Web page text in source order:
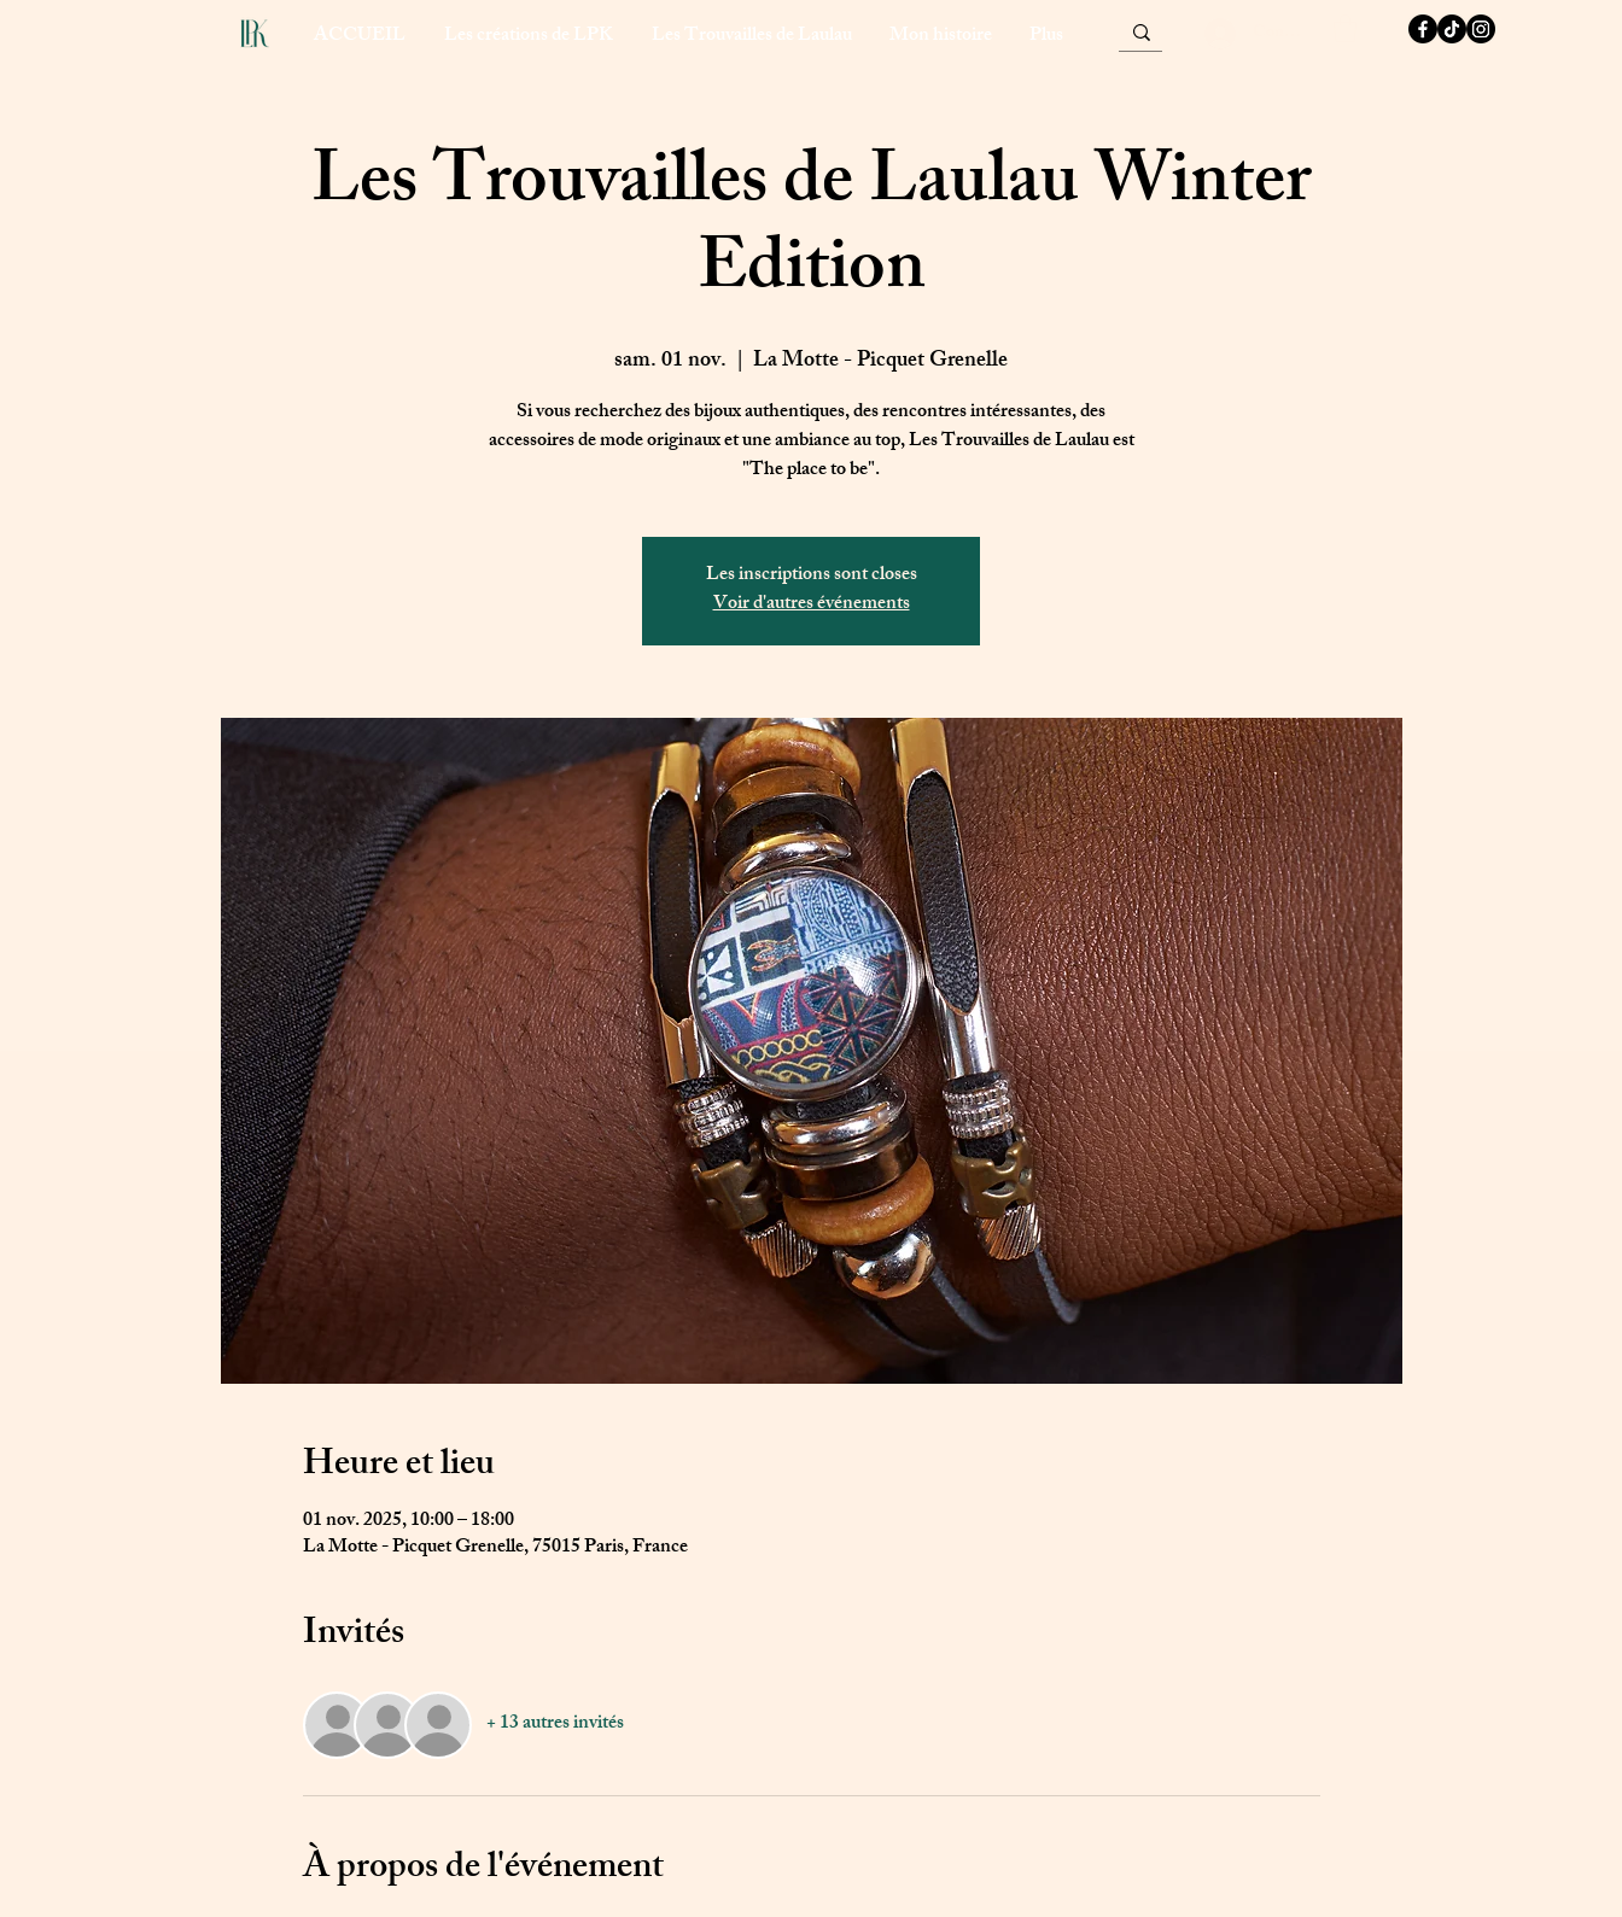
ACCUEIL Les créations de LPK Les Trouvailles de Laulau Mon histoire Plus
Les Trouvailles de Laulau Winter
Edition
sam. 01 nov.
  |
La Motte - Picquet Grenelle
Si vous recherchez des bijoux authentiques, des rencontres intéressantes, des
accessoires de mode originaux et une ambiance au top, Les Trouvailles de Laulau est
"The place to be".
Les inscriptions sont closes
Voir d'autres événements
Heure et lieu
01 nov. 2025, 10:00 – 18:00
La Motte - Picquet Grenelle, 75015 Paris, France
Invités
+ 13 autres invités
À propos de l'événement